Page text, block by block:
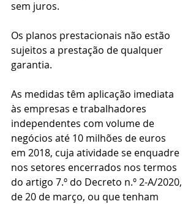
sem juros.
Os planos prestacionais não estão
sujeitos a prestação de qualquer
garantia.
As medidas têm aplicação imediata
às empresas e trabalhadores
independentes com volume de
negócios até 10 milhões de euros
em 2018, cuja atividade se enquadre
nos setores encerrados nos termos
do artigo 7.º do Decreto n.º 2-A/2020,
de 20 de março, ou que tenham